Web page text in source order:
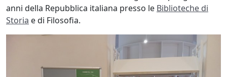
Repubblica
in
Costituzione.
anni della Repubblica italiana presso le Biblioteche di
Storia e di Filosofia.